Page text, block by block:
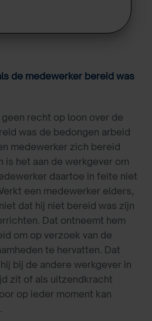
de medewerker bereid was
recht op loon over de
was de bedongen arbeid
medewerker zich bereid
is het aan de werkgever om
daartoe in feite niet
een medewerker elders,
dat hij niet bereid was zijn
Dat ontneemt hem
om op verzoek van de
te hervatten. Dat
bij de andere werkgever in
zit of als uitzendkracht
op ieder moment kan